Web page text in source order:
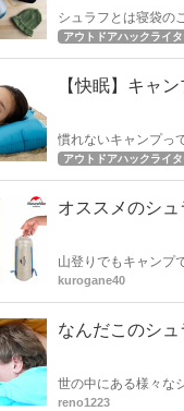
シュラフとは寝袋の
てはいけません。シ
アウトドアハックライ
【快眠】キャ
慣れないキャンプっ
はぐっすり眠って次
アウトドアハックライ
オススメのシ
山登りでもキャンプ
ゆる場面で活躍でき
kurogane40
なんだこのシ
世の中にある様々な
reno1223